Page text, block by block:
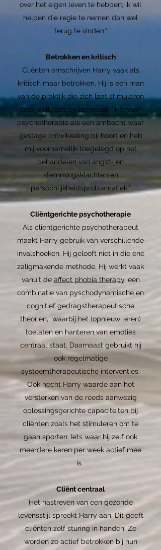
over het eigen leven te hebben; ik wil
helpen die regie te nemen dan wel
terug te vinden."
Betrokken en kritisch
Cliënten omschrijven Harry vaak als
kritisch maar betrokken. Hij is een man
van de praktijk die zich laat stimuleren
door collega’s en literatuur. "Ik ervaar
psychotherapie als een ambacht waar
gestage ontwikkeling bij hoort en heb
mij voornamelijk toegelegd op het
behandelen van angst- en
stemmingsklachten en
persoonlijkheidsproblematiek."
Cliëntgerichte psychotherapie
Als clientgerichte psychotherapeut
maakt Harry gebruik van verschillende
invalshoeken. Hij gelooft niet in die ene
zaligmakende methode. Hij werkt vaak
vanuit de affect phobia therapy, een
combinatie van pyschodynamische en
cognitief gedragstherapeutische
theorien, waarbij het (opnieuw leren)
toelaten en hanteren van emoties
centraal staat. Daarnaast gebruikt hij
ook regelmatige
systeemtherapeutische interventies.
Ook hecht Harry waarde aan het
versterken van de reeds aanwezig
oplossingsgerichte capaciteiten bij
cliënten zoals het stimuleren om te
gaan sporten. Iets waar hij zelf ook
meerdere keren per week actief mee
is.
Cliënt centraal
Het nastreven van een gezonde
levensstijl spreekt Harry aan. Dit geeft
cliënten zelf sturing in handen. Ze
worden zo actief betrokken bij hun